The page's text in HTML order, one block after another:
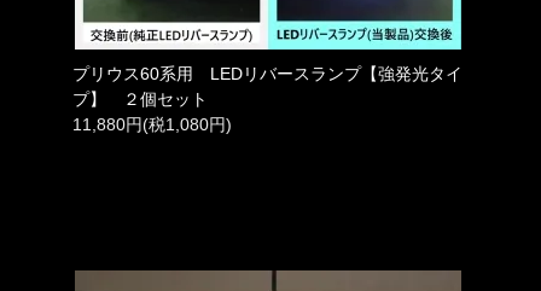
プリウス60系用 LEDリバースランプ【強発光タイ
プ】 ２個セット
11,880円(税1,080円)